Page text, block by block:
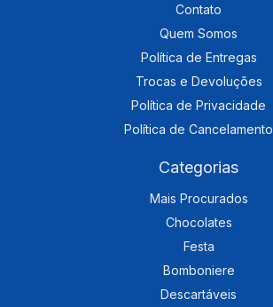
Contato
Quem Somos
Política de Entregas
Trocas e Devoluções
Política de Privacidade
Política de Cancelamento
Categorias
Mais Procurados
Chocolates
Festa
Bomboniere
Descartáveis